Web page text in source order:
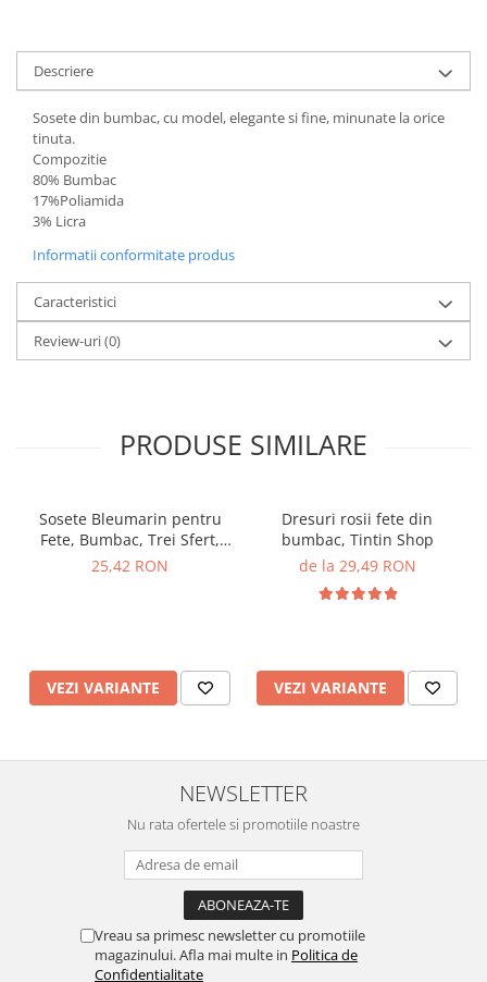
Descriere
Sosete din bumbac, cu model, elegante si fine, minunate la orice
tinuta.
Compozitie
80% Bumbac
17%Poliamida
3% Licra
Informatii conformitate produs
Caracteristici
Review-uri(0)
PRODUSE SIMILARE
Sosete Bleumarin pentru
Fete, Bumbac, Trei Sfert,
Fundița, TinTin Shop
25,42 RON
VEZI VARIANTE
Dresuri rosii fete din
bumbac, Tintin Shop
de la 29,49 RON
VEZI VARIANTE
NEWSLETTER
Nu rata ofertele si promotiile noastre
Vreau sa primesc newsletter cu promotiile
magazinului. Afla mai multe in Politica de
Confidentialitate